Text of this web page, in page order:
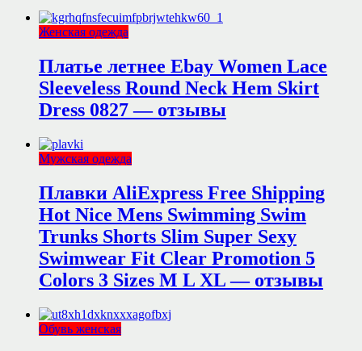
Женская одежда
Платье летнее Ebay Women Lace
Sleeveless Round Neck Hem Skirt
Dress 0827 — отзывы
Мужская одежда
Плавки AliExpress Free Shipping
Hot Nice Mens Swimming Swim
Trunks Shorts Slim Super Sexy
Swimwear Fit Clear Promotion 5
Colors 3 Sizes M L XL — отзывы
Обувь женская